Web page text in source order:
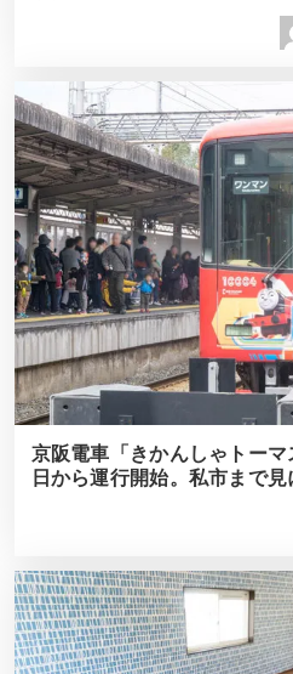
京阪電車「きかんしゃトー
日から運行開始。私市まで